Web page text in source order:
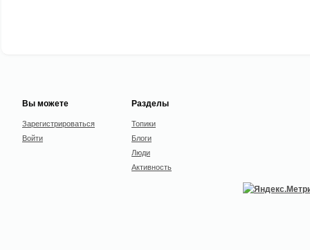
Вы можете
Зарегистрироваться
Войти
Разделы
Топики
Блоги
Люди
Активность